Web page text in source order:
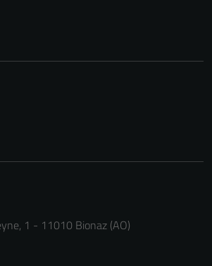
1 - 11010 Bionaz (AO)
disabilitati.